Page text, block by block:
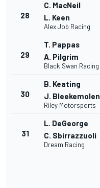
28
C. MacNeil
L. Keen
Alex Job Racing
29
T. Pappas
A. Pilgrim
Black Swan Racing
30
B. Keating
J. Bleekemolen
Riley Motorsports
31
L. DeGeorge
C. Sbirrazzuoli
Dream Racing